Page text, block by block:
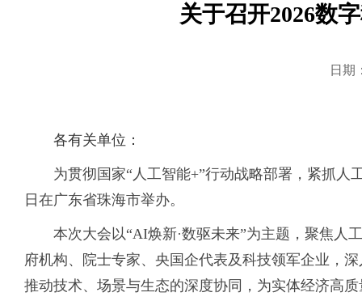
关于召开2026数
日期
各有关单位：
为贯彻国家“人工智能+”行动战略部署，紧抓人
日在广东省珠海市举办。
本次大会以“AI焕新·数驱未来”为主题，聚焦人
府机构、院士专家、央国企代表及科技领军企业，
推动技术、场景与生态的深度协同，为实体经济高